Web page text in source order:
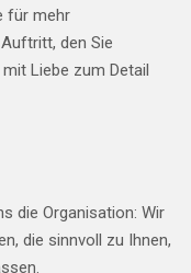
für mehr
den Sie
Liebe zum Detail
die Organisation: Wir
die sinnvoll zu Ihnen,